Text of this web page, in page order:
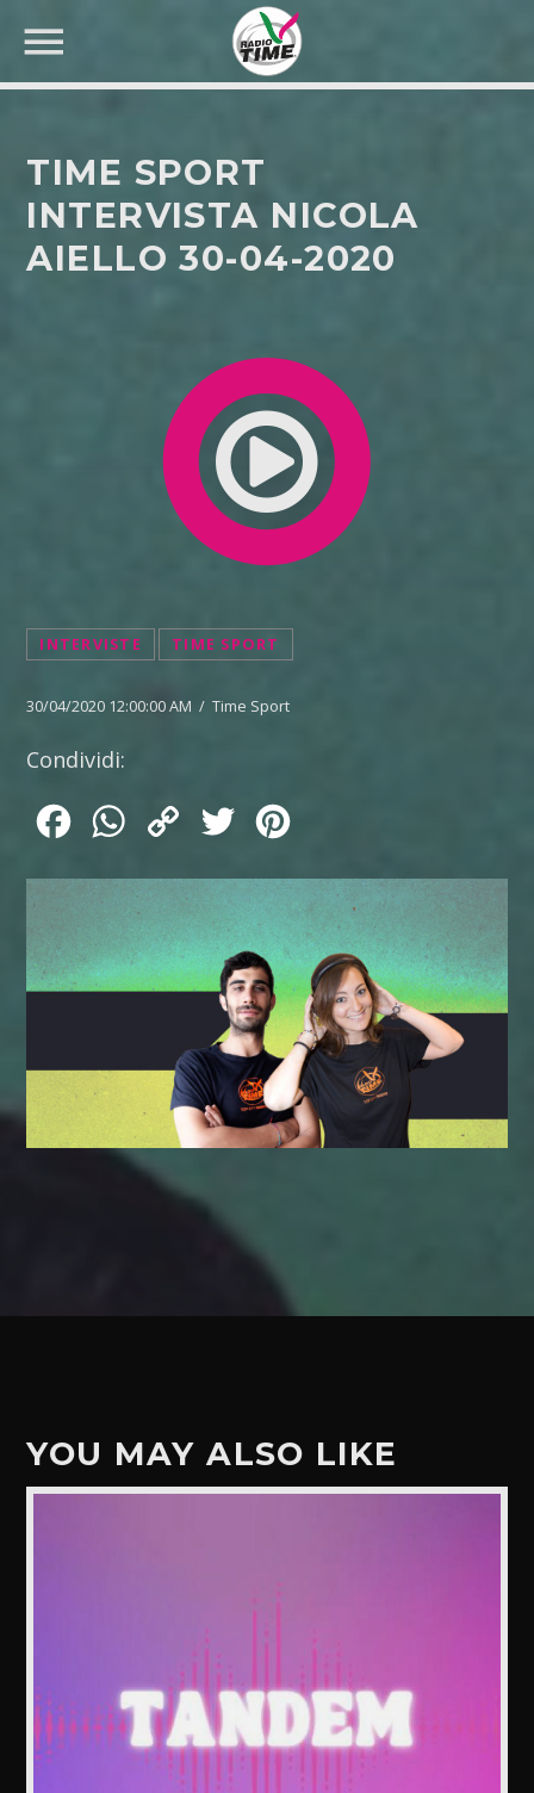
CERCA NEL SITO WEB:
TIME SPORT
INTERVISTA NICOLA
AIELLO 30-04-2020
INTERVISTE TIME SPORT
30/04/2020 12:00:00 AM / Time Sport
Condividi:
FacebookWhatsApp
Copy
Twitter
YOU MAY ALSO LIKE